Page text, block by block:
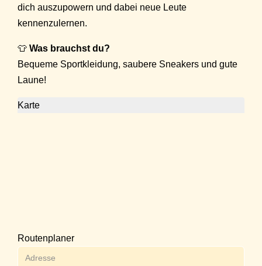
dich auszupowern und dabei neue Leute
kennenzulernen.
👕 Was brauchst du?
Bequeme Sportkleidung, saubere Sneakers und gute
Laune!
Karte
Routenplaner